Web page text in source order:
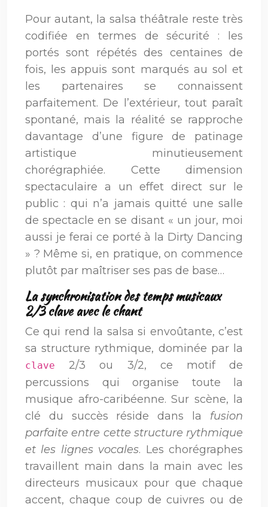
Pour autant, la salsa théâtrale reste très
codifiée en termes de sécurité : les
portés sont répétés des centaines de
fois, les appuis sont marqués au sol et
les partenaires se connaissent
parfaitement. De l’extérieur, tout paraît
spontané, mais la réalité se rapproche
davantage d’une figure de patinage
artistique minutieusement
chorégraphiée. Cette dimension
spectaculaire a un effet direct sur le
public : qui n’a jamais quitté une salle
de spectacle en se disant « un jour, moi
aussi je ferai ce porté à la Dirty Dancing
» ? Même si, en pratique, on commence
plutôt par maîtriser ses pas de base…
La synchronisation des temps musicaux
2/3 clave avec le chant
Ce qui rend la salsa si envoûtante, c’est
sa structure rythmique, dominée par la
clave
2/3 ou 3/2, ce motif de
percussions qui organise toute la
musique afro-caribéenne. Sur scène, la
clé du succès réside dans la fusion
parfaite entre cette structure rythmique
et les lignes vocales. Les chorégraphes
travaillent main dans la main avec les
directeurs musicaux pour que chaque
accent, chaque coup de cuivres ou de